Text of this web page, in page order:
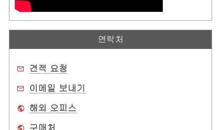
연락처
견적 요청
이메일 보내기
해외 오피스
구매처